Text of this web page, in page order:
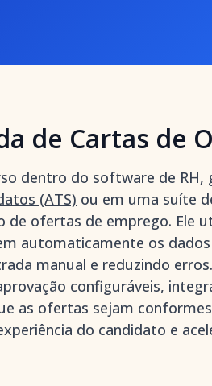
de Cartas de
dentro do software de RH,
(ATS) ou em uma suíte
de ofertas de emprego. Ele
automaticamente os
manual e reduzindo
configuráveis,
as ofertas sejam
do candidato e